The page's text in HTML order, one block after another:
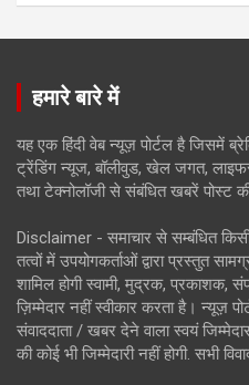
हमारे बारे में
यह एक हिंदी वेब न्यूज़ पोर्टल है जिसमें
ट्रेंडिंग न्यूज, बॉलीवुड, खेल जगत,
तथा टेक्नोलॉजी से संबंधित खबरें पोस्ट
Disclaimer - समाचार से सम्बंधित
तत्वों में उपयोगकर्ताओं द्वारा प्रस्तुत
शामिल होगी स्वामी, मुद्रक, प्रकाशक,
ज़िम्मेदार नहीं स्वीकार करता है। न्यूज़
संवाददाता / खबर देने वाला स्वयं
की कोई भी जिम्मेदारी नहीं होगी. सभी